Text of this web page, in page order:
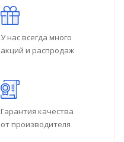
У нас всегда много
акций и распродаж
Гарантия качества
от производителя